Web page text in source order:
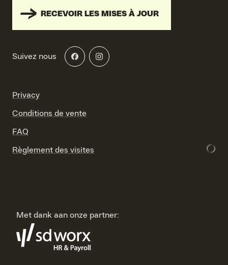
RECEVOIR LES MISES À JOUR
Suivez nous
Privacy
Conditions de vente
FAQ
Règlement des visites
Met dank aan onze partner: